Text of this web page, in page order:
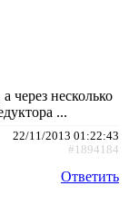
через несколько
...
22/11/2013 01:22:43
#1894184
Ответить